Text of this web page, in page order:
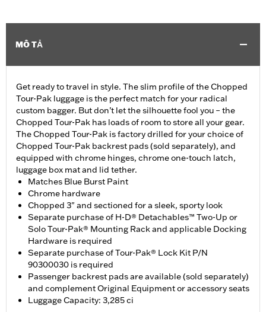
MÔ TẢ
Get ready to travel in style. The slim profile of the Chopped
Tour-Pak luggage is the perfect match for your radical
custom bagger. But don’t let the silhouette fool you – the
Chopped Tour-Pak has loads of room to store all your gear.
The Chopped Tour-Pak is factory drilled for your choice of
Chopped Tour-Pak backrest pads (sold separately), and
equipped with chrome hinges, chrome one-touch latch,
luggage box mat and lid tether.
Matches Blue Burst Paint
Chrome hardware
Chopped 3" and sectioned for a sleek, sporty look
Separate purchase of H-D® Detachables™ Two-Up or
Solo Tour-Pak® Mounting Rack and applicable Docking
Hardware is required
Separate purchase of Tour-Pak® Lock Kit P/N
90300030 is required
Passenger backrest pads are available (sold separately)
and complement Original Equipment or accessory seats
Luggage Capacity: 3,285 ci